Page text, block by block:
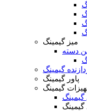
میز گیمینگ
دسته
گیمینگ
پاور گیمینگ
گیمینگ